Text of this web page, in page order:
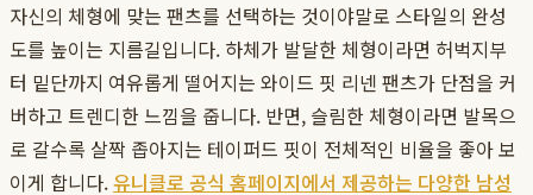
자신의 체형에 맞는 팬츠를 선택하는 것이야말로 스타일의 완성
도를 높이는 지름길입니다. 하체가 발달한 체형이라면 허벅지부
터 밑단까지 여유롭게 떨어지는 와이드 핏 리넨 팬츠가 단점을 커
버하고 트렌디한 느낌을 줍니다. 반면, 슬림한 체형이라면 발목으
로 갈수록 살짝 좁아지는 테이퍼드 핏이 전체적인 비율을 좋아 보
이게 합니다.유니클로 공식 홈페이지에서 제공하는 다양한 남성